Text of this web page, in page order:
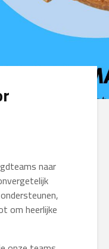
naar
om heerlijke